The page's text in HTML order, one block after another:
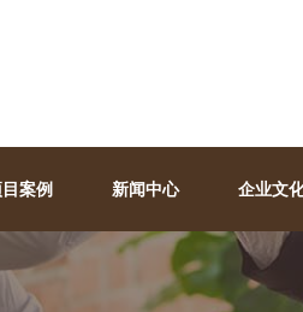
案例 新闻中心 企业文